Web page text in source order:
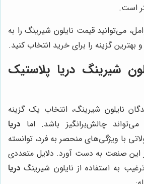
است.
می‌توانید قیمت نایلون شیرینگ را به
بهترین گزینه را برای خرید انتخاب کنید.
شیرینگدریا پلاستیک
نایلون شیرینگ، انتخاب یک گزینه
چالش‌برانگیز باشد. اما دریا
با ویژگی‌های منحصر به فرد، توانسته
این صنعت به دست آورد. دلایل متعددی
به استفاده از نایلون شیرینگ دریا